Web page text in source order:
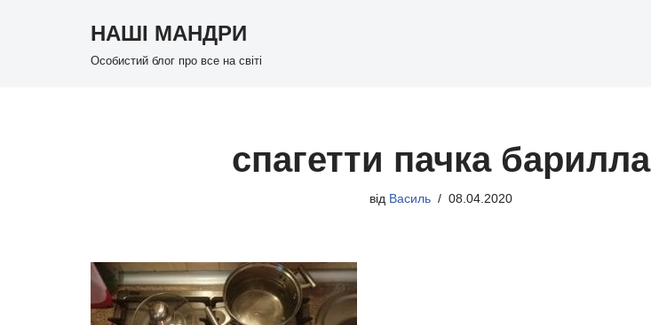
НАШІ МАНДРИ
Особистий блог про все на світі
спагетти пачка барилла
від Василь 08.04.2020